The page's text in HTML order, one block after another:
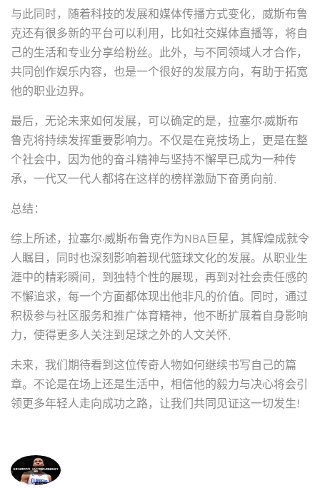
与此同时，随着科技的发展和媒体传播方式变化，威斯布鲁
克还有很多新的平台可以利用，比如社交媒体直播等，将自
己的生活和专业分享给粉丝。此外，与不同领域人才合作，
共同创作娱乐内容，也是一个很好的发展方向，有助于拓宽
他的职业边界。
最后，无论未来如何发展，可以确定的是，拉塞尔·威斯布
鲁克将持续发挥重要影响力。不仅是在竞技场上，更是在整
个社会中，因为他的奋斗精神与坚持不懈早已成为一种传
承，一代又一代人都将在这样的榜样激励下奋勇向前.
总结：
综上所述，拉塞尔·威斯布鲁克作为NBA巨星，其辉煌成就令
人瞩目，同时也深刻影响着现代篮球文化的发展。从职业生
涯中的精彩瞬间，到独特个性的展现，再到对社会责任感的
不懈追求，每一个方面都体现出他非凡的价值。同时，通过
积极参与社区服务和推广体育精神，他不断扩展着自身影响
力，使得更多人关注到足球之外的人文关怀.
未来，我们期待看到这位传奇人物如何继续书写自己的篇
章。不论是在场上还是生活中，相信他的毅力与决心将会引
领更多年轻人走向成功之路，让我们共同见证这一切发生!